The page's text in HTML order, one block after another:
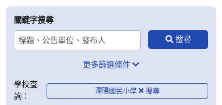
關鍵字搜尋
更多篩選條件
學校查
詢：
潭陽國民小學